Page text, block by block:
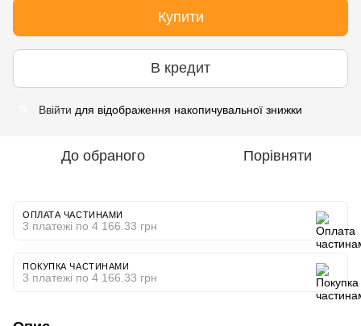
Купити
В кредит
Ввійти для відображення накопичувальної знижки
До обраного Порівняти
ОПЛАТА ЧАСТИНАМИ
3 платежі по 4 166.33 грн
ПОКУПКА ЧАСТИНАМИ
3 платежі по 4 166.33 грн